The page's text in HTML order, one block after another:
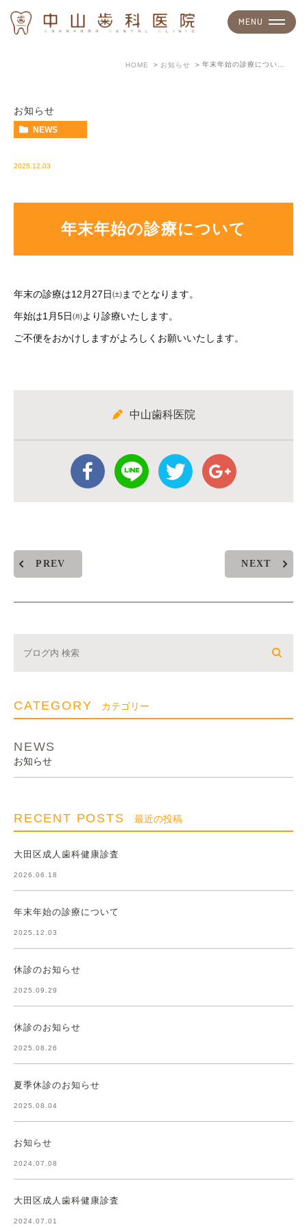
HOME お知らせ
お知らせ
NEWS
2025.12.03
年末年始の診療について
年末の診療は12月27日㈯までとなります。
年始は1月5日㈪より診療いたします。
ご不便をおかけしますがよろしくお願いいたします。
中山歯科医院
PREV NEXT
CATEGORY カテゴリー
NEWS
お知らせ
RECENT POSTS 最近の投稿
大田区成人歯科健康診査
2026.06.18
年末年始の診療について
2025.12.03
休診のお知らせ
2025.09.29
休診のお知らせ
2025.08.26
夏季休診のお知らせ
2025.08.04
お知らせ
2024.07.08
大田区成人歯科健康診査
2024.07.01